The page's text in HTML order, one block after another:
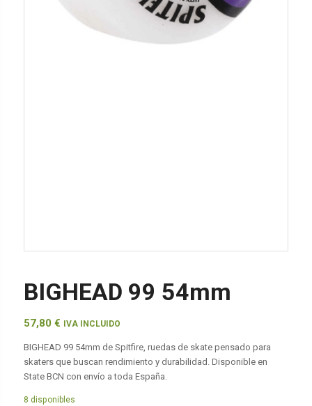
BIGHEAD 99 54mm
57,80 € IVA INCLUIDO
BIGHEAD 99 54mm de Spitfire, ruedas de skate pensado para
skaters que buscan rendimiento y durabilidad. Disponible en
State BCN con envío a toda España.
8 disponibles